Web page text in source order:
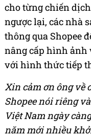
cho từng chiến
ngược lại, các nhà
thông qua Shopee
nâng cấp hình ảnh
với hình thức tiếp
Xin cảm ơn ông về
Shopee nói riêng
Việt Nam ngày
năm mới nhiều